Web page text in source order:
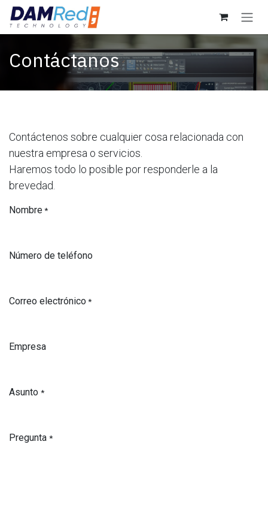
Ir al contenido
Contáctanos
Contáctenos sobre cualquier cosa relacionada con
nuestra empresa o servicios.
Haremos todo lo posible por responderle a la
brevedad.
Nombre*
Número de teléfono
Correo electrónico*
Empresa
Asunto *
Pregunta *